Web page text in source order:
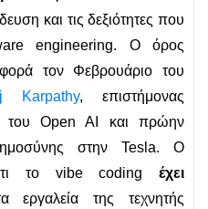
και τις δεξιότητες που
engineering. Ο όρος
τον Φεβρουάριο του
Karpathy, επιστήμονας
του Open AI και πρώην
στην Tesla. Ο
ότι το vibe coding έχει
της τεχνητής